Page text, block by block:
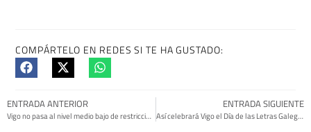
COMPÁRTELO EN REDES SI TE HA GUSTADO:
ENTRADA ANTERIOR
Vigo no pasa al nivel medio bajo de restricciones
ENTRADA SIGUIENTE
Así celebrará Vigo el Día de las Letras Galegas